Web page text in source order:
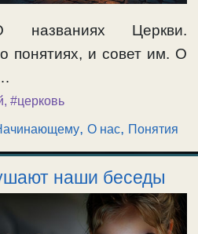
названиях Церкви.
понятиях, и совет им. О
, #церковь
,О нас, Понятия
наши беседы